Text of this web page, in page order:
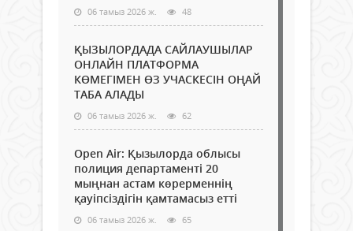
06 тамыз 2026 ж. 48
ҚЫЗЫЛОРДАДА САЙЛАУШЫЛАР
ОНЛАЙН ПЛАТФОРМА
КӨМЕГІМЕН ӨЗ УЧАСКЕСІН ОҢАЙ
ТАБА АЛАДЫ
06 тамыз 2026 ж. 62
Open Air: Қызылорда облысы
полиция департаменті 20
мыңнан астам көрерменнің
қауіпсіздігін қамтамасыз етті
06 тамыз 2026 ж. 65